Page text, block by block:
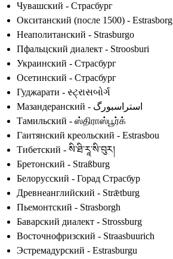
Чувашский - Страсбург
Окситанский (после 1500) - Estrasborg
Неаполитанский - Strasburgo
Пфальцский диалект - Stroosburi
Украинский - Страсбург
Осетинский - Страсбург
Гуджарати - સ્ટ્રાસબોર્ગ
Мазандеранский - استراسبورگ
Тамильский - ஸ்திராஸ்பூர்க்
Гаитянский креольский - Estrasbou
Тибетский - སི་ཐི་རཱ་སི་བུར།
Бретонский - Straßburg
Белорусский - Горад Страсбур
Древнеанглийский - Strǣtburg
Пьемонтский - Strasborgh
Баварский диалект - Strossburg
Восточнофризский - Straasbuurich
Эстремадурский - Estrasburgu